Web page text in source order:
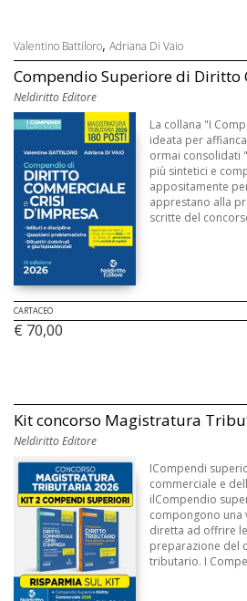
Valentino Battiloro, Adriana Di Vaio
Compendio Superiore di Diritto
Neldiritto Editore
La collana "I
ideata per
ormai consolidati
più sintetici e
appositamente
apprestano alla
scritte del
CARTACEO
€ 70,00
Kit concorso Magistratura
Neldiritto Editore
ICompendi
commerciale e
ilCompendio
compongono una
diretta ad offrire
preparazione del
tributario. I